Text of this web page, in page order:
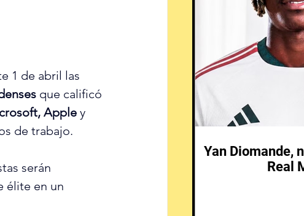
1 de abril las
que calificó
Apple y
de trabajo.
serán
élite en un
Yan Diomande,
Real